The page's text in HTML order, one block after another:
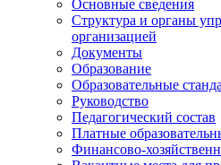
Основные сведения
Структура и органы
организацией
Документы
Образование
Образовательные
Руководство
Педагогический состав
Платные
Финансово-